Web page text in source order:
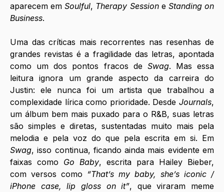
aparecem em Soulful, Therapy Session e Standing on
Business.
Uma das críticas mais recorrentes nas resenhas de
grandes revistas é a fragilidade das letras, apontada
como um dos pontos fracos de Swag. Mas essa
leitura ignora um grande aspecto da carreira do
Justin: ele nunca foi um artista que trabalhou a
complexidade lírica como prioridade. Desde Journals,
um álbum bem mais puxado para o R&B, suas letras
são simples e diretas, sustentadas muito mais pela
Swag, isso continua, ficando ainda mais evidente em
faixas como Go Baby, escrita para Hailey Bieber,
com versos como “That’s my baby, she’s iconic /
iPhone case, lip gloss on it”, que viraram meme